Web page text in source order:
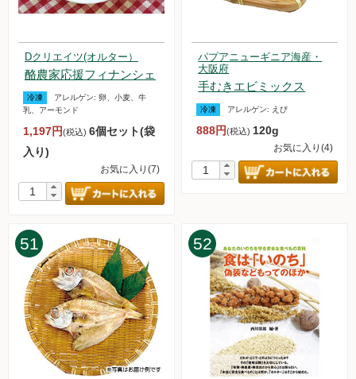
Dクリエイツ(オルター）
酪農家応援フィナンシェ
冷凍 アレルゲン: 卵、小麦、牛
乳、アーモンド
1,197円(税込) 6個セット(袋
入り)
お気に入り(7)
パプアニューギニア海産・
大阪府
手むきエビミックス
冷凍 アレルゲン: えび
888円(税込) 120g
お気に入り(4)
51 52